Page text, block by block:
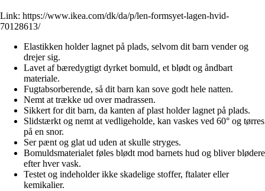
Link: https://www.ikea.com/dk/da/p/len-formsyet-lagen-hvid-
70128613/
Elastikken holder lagnet på plads, selvom dit barn vender og
drejer sig.
Lavet af bæredygtigt dyrket bomuld, et blødt og åndbart
materiale.
Fugtabsorberende, så dit barn kan sove godt hele natten.
Nemt at trække ud over madrassen.
Sikkert for dit barn, da kanten af plast holder lagnet på plads.
Slidstærkt og nemt at vedligeholde, kan vaskes ved 60° og tørres
på en snor.
Ser pænt og glat ud uden at skulle stryges.
Bomuldsmaterialet føles blødt mod barnets hud og bliver blødere
efter hver vask.
Testet og indeholder ikke skadelige stoffer, ftalater eller
kemikalier.